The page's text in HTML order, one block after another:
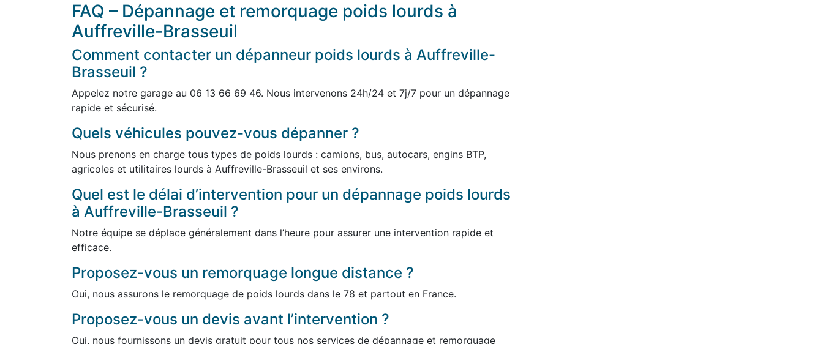
FAQ – Dépannage et remorquage poids lourds à
Auffreville-Brasseuil
Comment contacter un dépanneur poids lourds à Auffreville-
Brasseuil ?
Appelez notre garage au 06 13 66 69 46. Nous intervenons 24h/24 et 7j/7 pour un dépannage
rapide et sécurisé.
Quels véhicules pouvez-vous dépanner ?
Nous prenons en charge tous types de poids lourds : camions, bus, autocars, engins BTP,
agricoles et utilitaires lourds à Auffreville-Brasseuil et ses environs.
Quel est le délai d’intervention pour un dépannage poids lourds
à Auffreville-Brasseuil ?
Notre équipe se déplace généralement dans l’heure pour assurer une intervention rapide et
efficace.
Proposez-vous un remorquage longue distance ?
Oui, nous assurons le remorquage de poids lourds dans le 78 et partout en France.
Proposez-vous un devis avant l’intervention ?
Oui, nous fournissons un devis gratuit pour tous nos services de dépannage et remorquage